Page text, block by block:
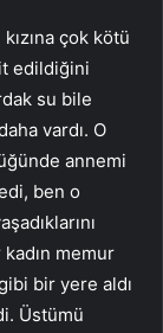
çok kötü
edildiğini
su bile
vardı. O
annemi
ben o
kadın memur
bir yere aldı
Üstümü